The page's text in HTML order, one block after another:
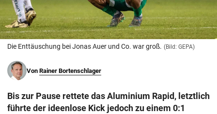
© Krone Multimedia GmbH & Co KG 2026
Muthgasse 2, 1190 Wien
Die Enttäuschung bei Jonas Auer und Co. war groß. (Bild: GEPA)
Von Rainer Bortenschlager
Bis zur Pause rettete das Aluminium Rapid, letztlich
führte der ideenlose Kick jedoch zu einem 0:1